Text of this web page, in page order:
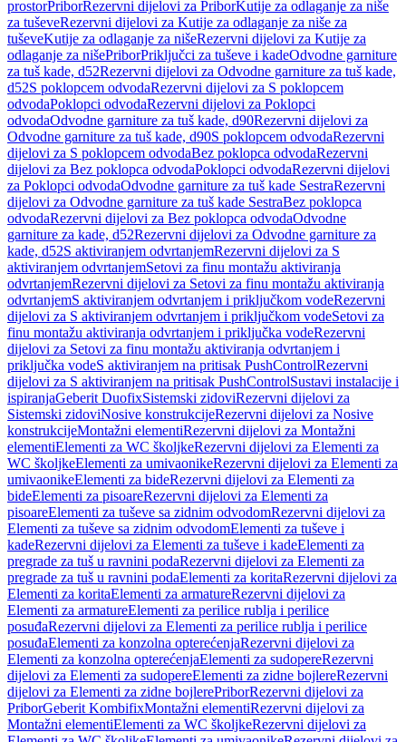
prostorPriborRezervni dijelovi za PriborKutije za odlaganje za niše
za tuševeRezervni dijelovi za Kutije za odlaganje za niše za
tuševeKutije za odlaganje za nišeRezervni dijelovi za Kutije za
odlaganje za nišePriborPriključci za tuševe i kadeOdvodne garniture
za tuš kade, d52Rezervni dijelovi za Odvodne garniture za tuš kade,
d52S poklopcem odvodaRezervni dijelovi za S poklopcem
odvodaPoklopci odvodaRezervni dijelovi za Poklopci
odvodaOdvodne garniture za tuš kade, d90Rezervni dijelovi za
Odvodne garniture za tuš kade, d90S poklopcem odvodaRezervni
dijelovi za S poklopcem odvodaBez poklopca odvodaRezervni
dijelovi za Bez poklopca odvodaPoklopci odvodaRezervni dijelovi
za Poklopci odvodaOdvodne garniture za tuš kade SestraRezervni
dijelovi za Odvodne garniture za tuš kade SestraBez poklopca
odvodaRezervni dijelovi za Bez poklopca odvodaOdvodne
garniture za kade, d52Rezervni dijelovi za Odvodne garniture za
kade, d52S aktiviranjem odvrtanjemRezervni dijelovi za S
aktiviranjem odvrtanjemSetovi za finu montažu aktiviranja
odvrtanjemRezervni dijelovi za Setovi za finu montažu aktiviranja
odvrtanjemS aktiviranjem odvrtanjem i priključkom vodeRezervni
dijelovi za S aktiviranjem odvrtanjem i priključkom vodeSetovi za
finu montažu aktiviranja odvrtanjem i priključka vodeRezervni
dijelovi za Setovi za finu montažu aktiviranja odvrtanjem i
priključka vodeS aktiviranjem na pritisak PushControlRezervni
dijelovi za S aktiviranjem na pritisak PushControlSustavi instalacije i
ispiranjaGeberit DuofixSistemski zidoviRezervni dijelovi za
Sistemski zidoviNosive konstrukcijeRezervni dijelovi za Nosive
konstrukcijeMontažni elementiRezervni dijelovi za Montažni
elementiElementi za WC školjkeRezervni dijelovi za Elementi za
WC školjkeElementi za umivaonikeRezervni dijelovi za Elementi za
umivaonikeElementi za bideRezervni dijelovi za Elementi za
bideElementi za pisoareRezervni dijelovi za Elementi za
pisoareElementi za tuševe sa zidnim odvodomRezervni dijelovi za
Elementi za tuševe sa zidnim odvodomElementi za tuševe i
kadeRezervni dijelovi za Elementi za tuševe i kadeElementi za
pregrade za tuš u ravnini podaRezervni dijelovi za Elementi za
pregrade za tuš u ravnini podaElementi za koritaRezervni dijelovi za
Elementi za koritaElementi za armatureRezervni dijelovi za
Elementi za armatureElementi za perilice rublja i perilice
posuđaRezervni dijelovi za Elementi za perilice rublja i perilice
posuđaElementi za konzolna opterećenjaRezervni dijelovi za
Elementi za konzolna opterećenjaElementi za sudopereRezervni
dijelovi za Elementi za sudopereElementi za zidne bojlereRezervni
dijelovi za Elementi za zidne bojlerePriborRezervni dijelovi za
PriborGeberit KombifixMontažni elementiRezervni dijelovi za
Montažni elementiElementi za WC školjkeRezervni dijelovi za